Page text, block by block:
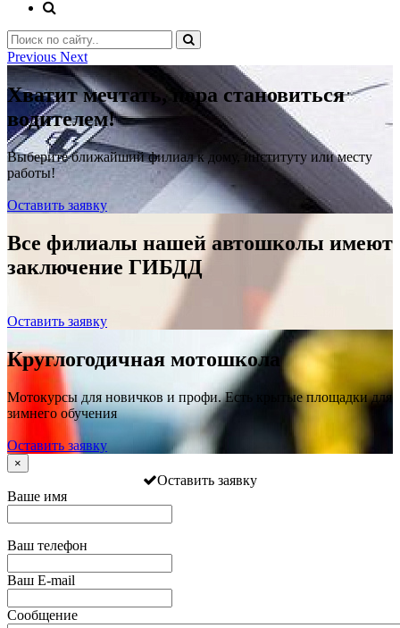
Previous Next
Хватит мечтать, пора становиться
водителем!
Выберите ближайший филиал к дому, институту или месту
работы!
Оставить заявку
Все филиалы нашей автошколы имеют
заключение ГИБДД
Оставить заявку
Круглогодичная мотошкола
Мотокурсы для новичков и профи. Есть крытые площадки для
зимнего обучения
Оставить заявку
×
Оставить заявку
Ваше имя
Ваш телефон
Ваш E-mail
Сообщение